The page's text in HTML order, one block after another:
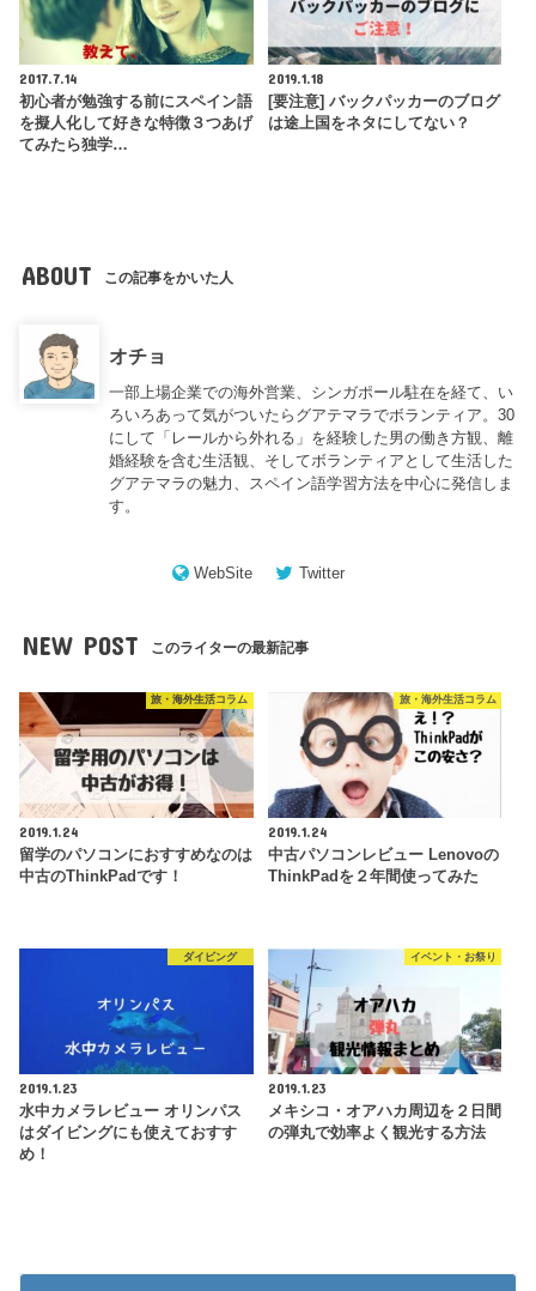
2017.7.14
初心者が勉強する前にスペイン語
を擬人化して好きな特徴３つあげ
てみたら独学…
2019.1.18
[要注意] バックパッカーのブログ
は途上国をネタにしてない？
ABOUT この記事をかいた人
オチョ
一部上場企業での海外営業、シンガポール駐在を経て、い
ろいろあって気がついたらグアテマラでボランティア。30
にして「レールから外れる」を経験した男の働き方観、離
婚経験を含む生活観、そしてボランティアとして生活した
グアテマラの魅力、スペイン語学習方法を中心に発信しま
す。
WebSite Twitter
NEW POST このライターの最新記事
旅・海外生活コラム
2019.1.24
留学のパソコンにおすすめなのは
中古のThinkPadです！
旅・海外生活コラム
2019.1.24
中古パソコンレビュー Lenovoの
ThinkPadを２年間使ってみた
ダイビング
2019.1.23
水中カメラレビュー オリンパス
はダイビングにも使えておすす
め！
イベント・お祭り
2019.1.23
メキシコ・オアハカ周辺を２日間
の弾丸で効率よく観光する方法